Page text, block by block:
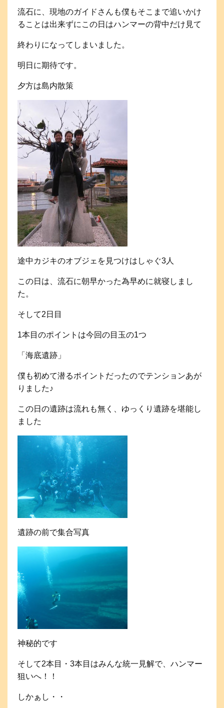
流石に、現地のガイドさんも僕もそこまで追いかけ
ることは出来ずにこの日はハンマーの背中だけ見て
終わりになってしまいました。
明日に期待です。
夕方は島内散策
途中カジキのオブジェを見つけはしゃぐ3人
この日は、流石に朝早かった為早めに就寝しまし
た。
そして2日目
1本目のポイントは今回の目玉の1つ
「海底遺跡」
僕も初めて潜るポイントだったのでテンションあが
りました♪
この日の遺跡は流れも無く、ゆっくり遺跡を堪能し
ました
遺跡の前で集合写真
神秘的です
そして2本目・3本目はみんな統一見解で、ハンマー
狙いへ！！
しかぁし・・